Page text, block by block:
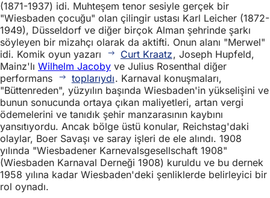
(1871-1937) idi. Muhteşem tenor sesiyle gerçek bir
"Wiesbaden çocuğu" olan çilingir ustası Karl Leicher (1872-
1949), Düsseldorf ve diğer birçok Alman şehrinde şarkı
söyleyen bir mizahçı olarak da aktifti. Onun alanı "Merwel"
idi. Komik oyun yazarı
Curt Kraatz, Joseph Hupfeld,
Mainz'lı Wilhelm Jacoby ve Julius Rosenthal diğer
performans
toplarıydı. Karnaval konuşmaları,
"Büttenreden", yüzyılın başında Wiesbaden'in yükselişini ve
bunun sonucunda ortaya çıkan maliyetleri, artan vergi
ödemelerini ve tanıdık şehir manzarasının kaybını
yansıtıyordu. Ancak bölge üstü konular, Reichstag'daki
olaylar, Boer Savaşı ve saray işleri de ele alındı. 1908
yılında "Wiesbadener Karnevalsgesellschaft 1908"
(Wiesbaden Karnaval Derneği 1908) kuruldu ve bu dernek
1958 yılına kadar Wiesbaden'deki şenliklerde belirleyici bir
rol oynadı.